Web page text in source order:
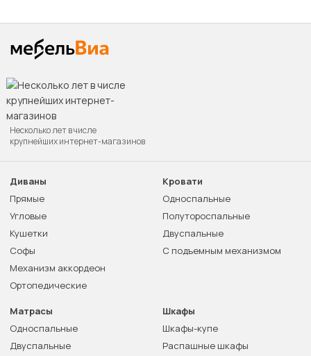
Несколько лет в числе
крупнейших интернет-магазинов
Диваны
Прямые
Угловые
Кушетки
Софы
Механизм аккордеон
Ортопедические
Кровати
Односпальные
Полутороспальные
Двуспальные
С подъемным механизмом
Матрасы
Односпальные
Двуспальные
Шкафы
Шкафы-купе
Распашные шкафы